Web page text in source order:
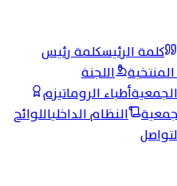
كلمة الرئيسكلمة رئيس
اللجنة
أطباء الروماتيزم
النظام الداخلياللوائح